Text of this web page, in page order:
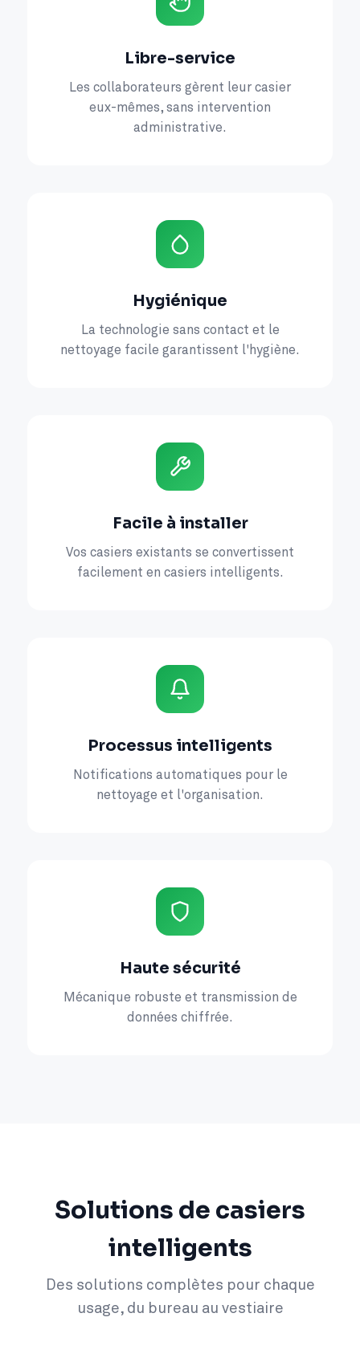
Libre-service
Les collaborateurs gèrent leur casier
eux-mêmes, sans intervention
administrative.
Hygiénique
La technologie sans contact et le
nettoyage facile garantissent l'hygiène.
Facile à installer
Vos casiers existants se convertissent
facilement en casiers intelligents.
Processus intelligents
Notifications automatiques pour le
nettoyage et l'organisation.
Haute sécurité
Mécanique robuste et transmission de
données chiffrée.
Solutions de casiers
intelligents
Des solutions complètes pour chaque
usage, du bureau au vestiaire